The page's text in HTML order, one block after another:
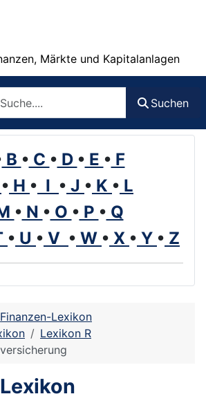
Märkte und Kapitalanlagen
Suchen
B • C • D • E • F
• H • I • J • K • L
• N • O • P • Q
• U • V • W • X • Y • Z
Finanzen-Lexikon
Lexikon R